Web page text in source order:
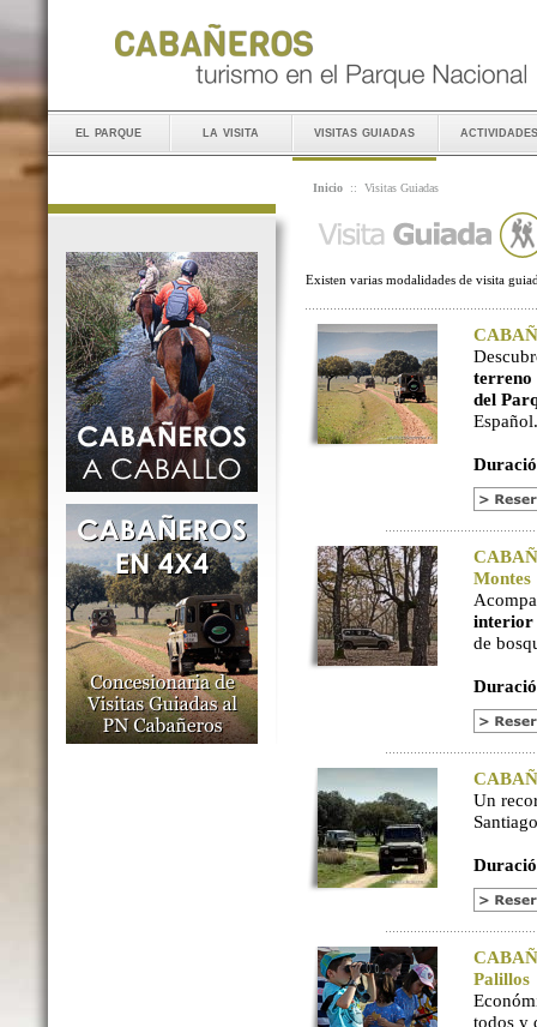
el parque la visita visitas guiadas actividades
Inicio :: Visitas Guiadas
Existen varias modalidades de visita
terreno
del
Español.
Montes
interior
de
Un
Palillos
todos y